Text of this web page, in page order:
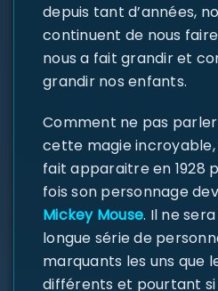
depuis tant d’années,
continuent de nous
nous a fait grandir et
grandir nos enfants.
Comment ne pas
cette magie incroyable,
fait apparaitre en 1928
fois son personnage
Mickey Mouse. Il ne
longue série de
marquants les uns que
différents et pourtant